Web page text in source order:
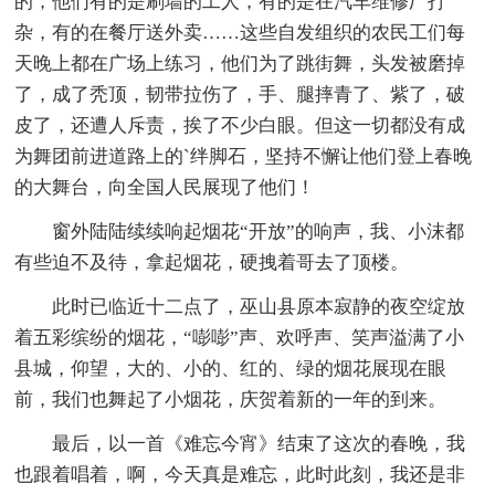
杂，有的在餐厅送外卖……这些自发组织的农民工们每
天晚上都在广场上练习，他们为了跳街舞，头发被磨掉
了，成了秃顶，韧带拉伤了，手、腿摔青了、紫了，破
皮了，还遭人斥责，挨了不少白眼。但这一切都没有成
为舞团前进道路上的`绊脚石，坚持不懈让他们登上春晚
的大舞台，向全国人民展现了他们！
窗外陆陆续续响起烟花“开放”的响声，我、小沫都
有些迫不及待，拿起烟花，硬拽着哥去了顶楼。
此时已临近十二点了，巫山县原本寂静的夜空绽放
着五彩缤纷的烟花，“嘭嘭”声、欢呼声、笑声溢满了小
县城，仰望，大的、小的、红的、绿的烟花展现在眼
前，我们也舞起了小烟花，庆贺着新的一年的到来。
最后，以一首《难忘今宵》结束了这次的春晚，我
也跟着唱着，啊，今天真是难忘，此时此刻，我还是非